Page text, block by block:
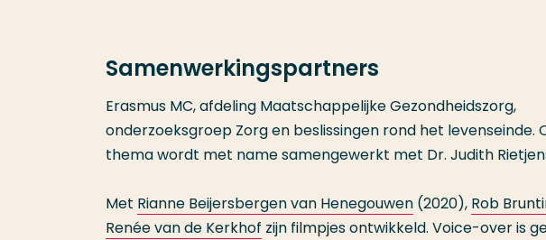
Samenwerkingspartners
Erasmus MC, afdeling Maatschappelijke Gezondheidszorg,
onderzoeksgroep Zorg en beslissingen rond het levenseinde.
thema wordt met name samengewerkt met Dr. Judith
Met Rianne Beijersbergen van Henegouwen (2020), Rob
Renée van de Kerkhof zijn filmpjes ontwikkeld. Voice-over is